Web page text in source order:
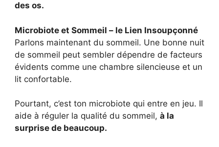
des os.
Microbiote et Sommeil – le Lien Insoupçonné
Parlons maintenant du sommeil. Une bonne nuit
de sommeil peut sembler dépendre de facteurs
évidents comme une chambre silencieuse et un
lit confortable.
Pourtant, c’est ton microbiote qui entre en jeu. Il
aide à réguler la qualité du sommeil, à la
surprise de beaucoup.